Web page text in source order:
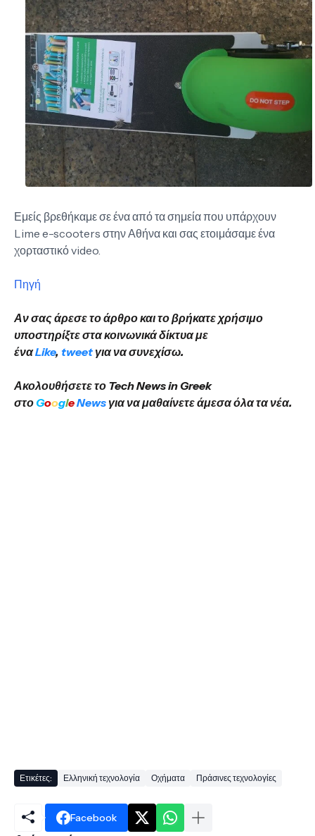
Εμείς βρεθήκαμε σε ένα από τα σημεία που υπάρχουν
Lime e-scooters στην Αθήνα και σας ετοιμάσαμε ένα
χορταστικό video.
Πηγή
Αν σας άρεσε το άρθρο και το βρήκατε χρήσιμο
υποστηρίξτε στα κοινωνικά δίκτυα με
έναLike, tweet για να συνεχίσω.
Ακολουθήσετε το Tech News in Greek
στο GoogleNews για να μαθαίνετε άμεσα όλα τα νέα.
Ετικέτες: Ελληνική τεχνολογία Οχήματα Πράσινες τεχνολογίες
Facebook